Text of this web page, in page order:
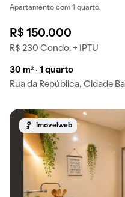
Apartamento com 1 quarto.
R$ 150.000
R$ 230 Condo. + IPTU
30 m² · 1 quarto
Rua da República, Cidade
Imovelweb